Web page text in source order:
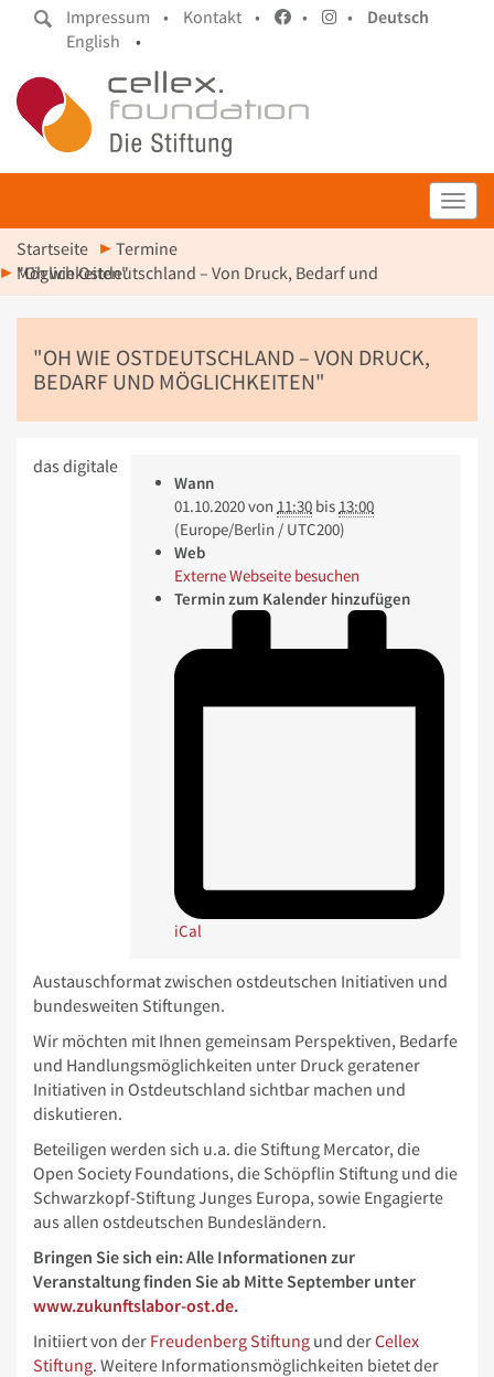
Impressum • Kontakt • • •
Deutsch
English
•
Startseite
Termine
"Oh wie Ostdeutschland – Von Druck, Bedarf und Möglichkeiten"
"OH WIE OSTDEUTSCHLAND – VON DRUCK,
BEDARF UND MÖGLICHKEITEN"
Wann
01.10.2020von 11:30 bis 13:00
(Europe/Berlin / UTC200)
Web
Externe Webseite besuchen
Termin zum Kalender hinzufügen
iCal
das digitale
Austauschformat zwischen ostdeutschen Initiativen und
bundesweiten Stiftungen.
Wir möchten mit Ihnen gemeinsam Perspektiven, Bedarfe
und Handlungsmöglichkeiten unter Druck geratener
Initiativen in Ostdeutschland sichtbar machen und
diskutieren.
Beteiligen werden sich u.a. die Stiftung Mercator, die
Open Society Foundations, die Schöpflin Stiftung und die
Schwarzkopf-Stiftung Junges Europa, sowie Engagierte
aus allen ostdeutschen Bundesländern.
Bringen Sie sich ein: Alle Informationen zur
Veranstaltung finden Sie ab Mitte September unter
www.zukunftslabor-ost.de.
Initiiert von der Freudenberg Stiftung und derCellex
Stiftung. Weitere Informationsmöglichkeiten bietet der